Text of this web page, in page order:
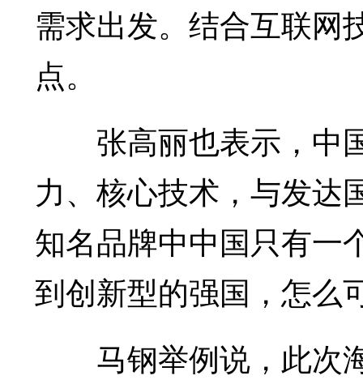
需求出发。结合互联网
点。
张高丽也表示，中
力、核心技术，与发达
知名品牌中中国只有一
到创新型的强国，怎么
马钢举例说，此次